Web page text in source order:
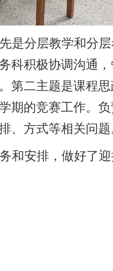
是分层教学和分
科积极协调沟通
第二主题是课程
期的竞赛工作。
、方式等相关问题
安排，做好了迎